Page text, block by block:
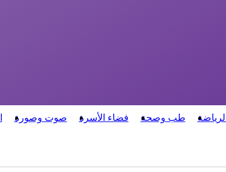
الرياضة طب وصحة فضاء الأسرة صوت وصورة